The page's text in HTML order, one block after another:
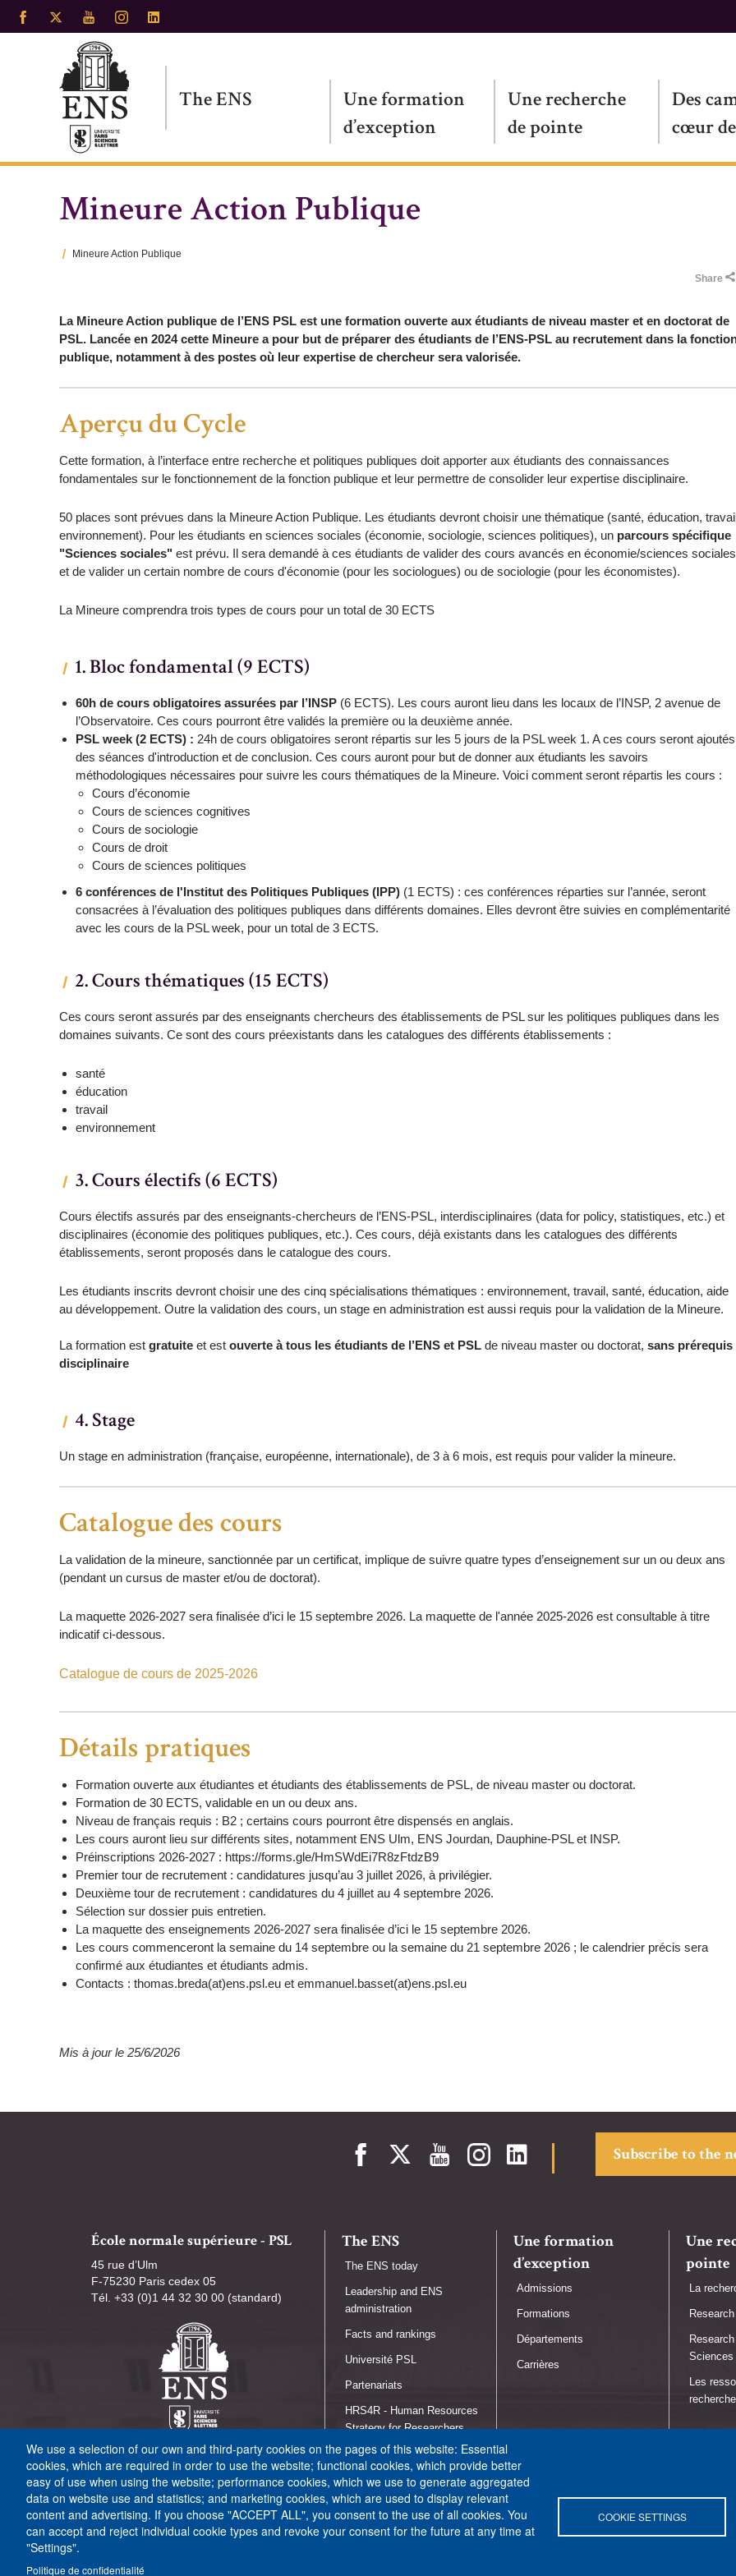
Skip
The ENS
The ENS today
Une formation
d’exception
Admissions
Une recherche
de pointe
La recherche à l'ENS - PSL
Des
cœur
Les lieux de vie
Mineure Action Publique
Mineure Action Publique
Share
La Mineure Action publique de l’ENS PSL est une formation ouverte aux étudiants de niveau master et en doctorat de
PSL. Lancée en 2024 cette Mineure a pour but de préparer des étudiants de l’ENS-PSL au recrutement dans la
publique, notamment à des postes où leur expertise de chercheur sera valorisée.
Aperçu du Cycle
Cette formation, à l’interface entre recherche et politiques publiques doit apporter aux étudiants des connaissances
fondamentales sur le fonctionnement de la fonction publique et leur permettre de consolider leur expertise disciplinaire.
50 places sont prévues dans la Mineure Action Publique. Les étudiants devront choisir une thématique (santé, éducation,
environnement). Pour les étudiants en sciences sociales (économie, sociologie, sciences politiques), un parcours spécifique
"Sciences sociales" est prévu. Il sera demandé à ces étudiants de valider des cours avancés en économie/sciences
et de valider un certain nombre de cours d'économie (pour les sociologues) ou de sociologie (pour les économistes).
La Mineure comprendra trois types de cours pour un total de 30 ECTS
1. Bloc fondamental (9 ECTS)
60h de cours obligatoires assurées par l’INSP (6 ECTS). Les cours auront lieu dans les locaux de l’INSP, 2 avenue de
l’Observatoire. Ces cours pourront être validés la première ou la deuxième année.
PSL week (2 ECTS) : 24h de cours obligatoires seront répartis sur les 5 jours de la PSL week 1. A ces cours seront ajoutés
des séances d'introduction et de conclusion. Ces cours auront pour but de donner aux étudiants les savoirs
méthodologiques nécessaires pour suivre les cours thématiques de la Mineure. Voici comment seront répartis les cours :
Cours d’économie
Cours de sciences cognitives
Cours de sociologie
Cours de droit
Cours de sciences politiques
6 conférences de l'Institut des Politiques Publiques (IPP) (1 ECTS) : ces conférences réparties sur l’année, seront
consacrées à l’évaluation des politiques publiques dans différents domaines. Elles devront être suivies en complémentarité
avec les cours de la PSL week, pour un total de 3 ECTS.
2. Cours thématiques (15 ECTS)
Ces cours seront assurés par des enseignants chercheurs des établissements de PSL sur les politiques publiques dans les
domaines suivants. Ce sont des cours préexistants dans les catalogues des différents établissements :
santé
éducation
travail
environnement
3. Cours électifs (6 ECTS)
Cours électifs assurés par des enseignants-chercheurs de l’ENS-PSL, interdisciplinaires (data for policy, statistiques, etc.) et
disciplinaires (économie des politiques publiques, etc.). Ces cours, déjà existants dans les catalogues des différents
établissements, seront proposés dans le catalogue des cours.
Les étudiants inscrits devront choisir une des cinq spécialisations thématiques : environnement, travail, santé, éducation, aide
au développement. Outre la validation des cours, un stage en administration est aussi requis pour la validation de la Mineure.
La formation est gratuite et est ouverte à tous les étudiants de l’ENS et PSL de niveau master ou doctorat, sans prérequis
disciplinaire
4. Stage
Un stage en administration (française, européenne, internationale), de 3 à 6 mois, est requis pour valider la mineure.
Catalogue des cours
La validation de la mineure, sanctionnée par un certificat, implique de suivre quatre types d’enseignement sur un ou deux ans
(pendant un cursus de master et/ou de doctorat).
La maquette 2026-2027 sera finalisée d’ici le 15 septembre 2026. La maquette de l'année 2025-2026 est consultable à titre
indicatif ci-dessous.
Catalogue de cours de 2025-2026
Détails pratiques
Formation ouverte aux étudiantes et étudiants des établissements de PSL, de niveau master ou doctorat.
Formation de 30 ECTS, validable en un ou deux ans.
Niveau de français requis : B2 ; certains cours pourront être dispensés en anglais.
Les cours auront lieu sur différents sites, notamment ENS Ulm, ENS Jourdan, Dauphine-PSL et INSP.
Préinscriptions 2026-2027 : https://forms.gle/HmSWdEi7R8zFtdzB9
Premier tour de recrutement : candidatures jusqu’au 3 juillet 2026, à privilégier.
Deuxième tour de recrutement : candidatures du 4 juillet au 4 septembre 2026.
Sélection sur dossier puis entretien.
La maquette des enseignements 2026-2027 sera finalisée d’ici le 15 septembre 2026.
Les cours commenceront la semaine du 14 septembre ou la semaine du 21 septembre 2026 ; le calendrier précis sera
confirmé aux étudiantes et étudiants admis.
Contacts : thomas.breda(at)ens.psl.eu et emmanuel.basset(at)ens.psl.eu
Mis à jour le 25/6/2026
Subscribe to the
École normale supérieure - PSL
45 rue d’Ulm
F-75230 Paris cedex 05
Tél. +33 (0)1 44 32 30 00 (standard)
The ENS
The ENS today
Leadership and ENS
administration
Facts and rankings
Université PSL
Partenariats
HRS4R - Human Resources
Strategy for Researchers
Une école engagée
Une formation
d’exception
Admissions
Formations
Départements
Carrières
Une
pointe
La
Sciences
Les
recherche
We use a selection of our own and third-party cookies on the pages of this website: Essential
cookies, which are required in order to use the website; functional cookies, which provide better
easy of use when using the website; performance cookies, which we use to generate aggregated
data on website use and statistics; and marketing cookies, which are used to display relevant
content and advertising. If you choose "ACCEPT ALL", you consent to the use of all cookies. You
can accept and reject individual cookie types and revoke your consent for the future at any time at
"Settings".
Politique de confidentialité
COOKIE SETTINGS